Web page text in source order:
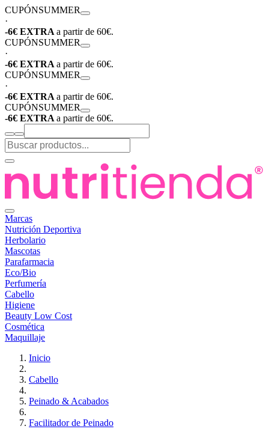
CUPÓNSUMMER
·
-6€ EXTRA a partir de 60€.
CUPÓNSUMMER
·
-6€ EXTRA a partir de 60€.
CUPÓNSUMMER
·
-6€ EXTRA a partir de 60€.
CUPÓNSUMMER
-6€ EXTRA a partir de 60€.
Marcas
Nutrición Deportiva
Herbolario
Mascotas
Parafarmacia
Eco/Bio
Perfumería
Cabello
Higiene
Beauty Low Cost
Cosmética
Maquillaje
Inicio
Cabello
Peinado & Acabados
Facilitador de Peinado